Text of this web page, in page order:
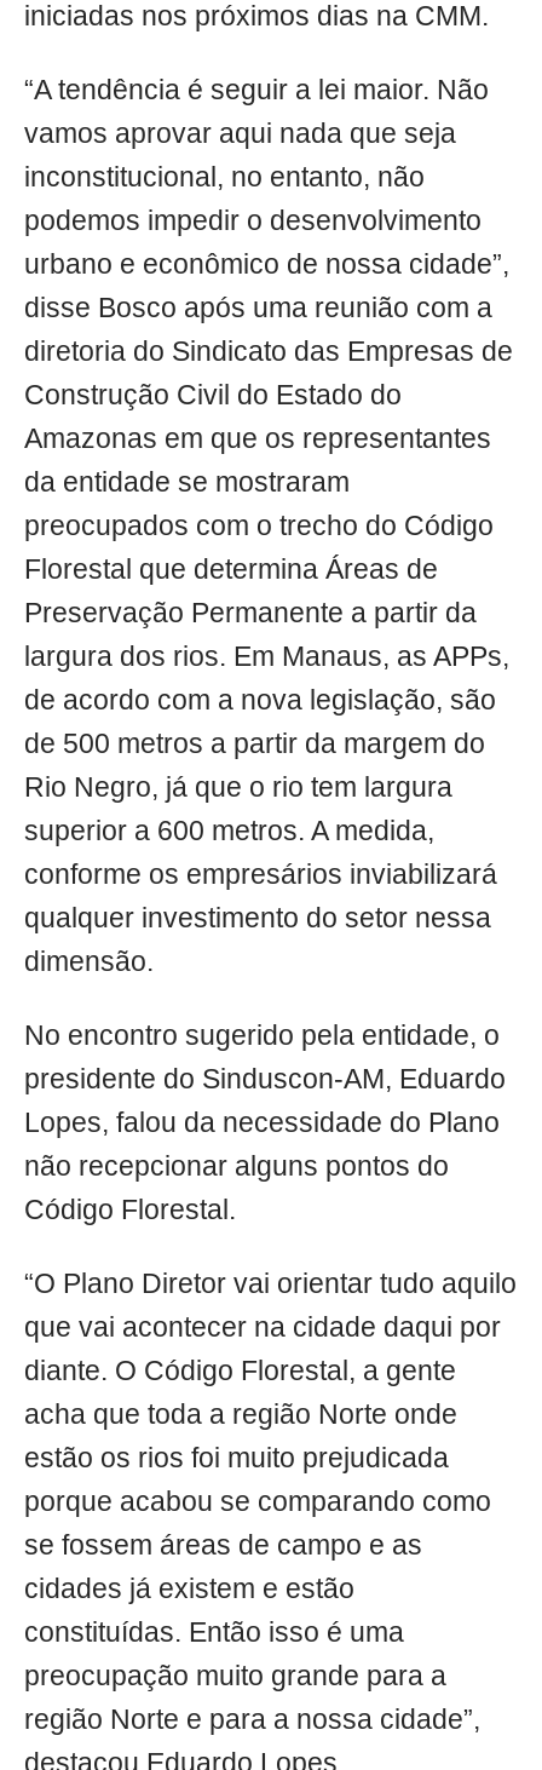
iniciadas nos próximos dias na CMM.
“A tendência é seguir a lei maior. Não
vamos aprovar aqui nada que seja
inconstitucional, no entanto, não
podemos impedir o desenvolvimento
urbano e econômico de nossa cidade”,
disse Bosco após uma reunião com a
diretoria do Sindicato das Empresas de
Construção Civil do Estado do
Amazonas em que os representantes
da entidade se mostraram
preocupados com o trecho do Código
Florestal que determina Áreas de
Preservação Permanente a partir da
largura dos rios. Em Manaus, as APPs,
de acordo com a nova legislação, são
de 500 metros a partir da margem do
Rio Negro, já que o rio tem largura
superior a 600 metros. A medida,
conforme os empresários inviabilizará
qualquer investimento do setor nessa
dimensão.
No encontro sugerido pela entidade, o
presidente do Sinduscon-AM, Eduardo
Lopes, falou da necessidade do Plano
não recepcionar alguns pontos do
Código Florestal.
“O Plano Diretor vai orientar tudo aquilo
que vai acontecer na cidade daqui por
diante. O Código Florestal, a gente
acha que toda a região Norte onde
estão os rios foi muito prejudicada
porque acabou se comparando como
se fossem áreas de campo e as
cidades já existem e estão
constituídas. Então isso é uma
preocupação muito grande para a
região Norte e para a nossa cidade”,
destacou Eduardo Lopes.